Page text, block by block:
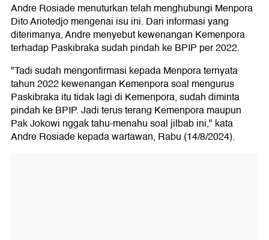
Andre Rosiade menuturkan telah menghubungi Menpora
Dito Ariotedjo mengenai isu ini. Dari informasi yang
diterimanya, Andre menyebut kewenangan Kemenpora
terhadap Paskibraka sudah pindah ke BPIP per 2022.
"Tadi sudah mengonfirmasi kepada Menpora ternyata
tahun 2022 kewenangan Kemenpora soal mengurus
Paskibraka itu tidak lagi di Kemenpora, sudah diminta
pindah ke BPIP. Jadi terus terang Kemenpora maupun
Pak Jokowi nggak tahu-menahu soal jilbab ini," kata
Andre Rosiade kepada wartawan, Rabu (14/8/2024).